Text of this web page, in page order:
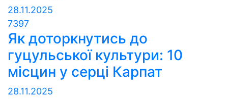
28.11.2025
7397
Як доторкнутись до
гуцульської культури: 10
місцин у серці Карпат
28.11.2025